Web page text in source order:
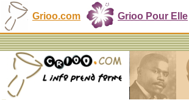
Grioo.com Grioo Pour Elle